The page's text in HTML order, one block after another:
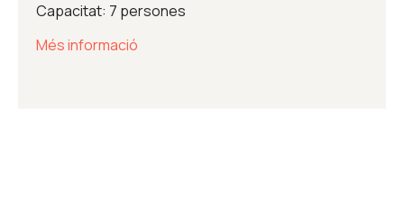
Capacitat: 7 persones
Més informació